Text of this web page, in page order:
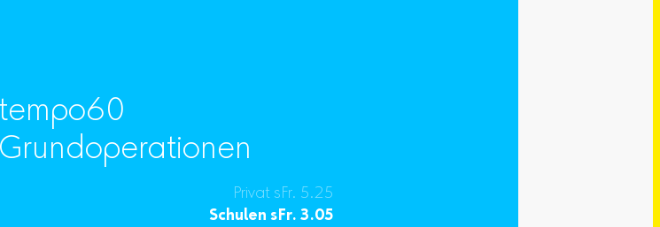
tempo60
Grundoperationen
Privat sFr. 5.25
Schulen sFr. 3.05